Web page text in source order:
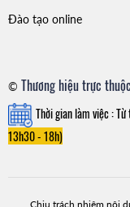
Đào tạo online
© Thương hiệu trực
Thời gian làm việc :
13h30 - 18h)
Chịu trách nhiệm nội